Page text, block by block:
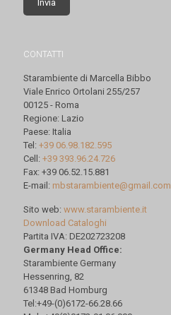
CONTATTI
Starambiente di Marcella Bibbo
Viale Enrico Ortolani 255/257
00125 - Roma
Regione: Lazio
Paese: Italia
Tel: +39 06.98.182.595
Cell: +39 393.96.24.726
Fax: +39 06.52.15.881
E-mail: mbstarambiente@gmail.com
Sito web: www.starambiente.it
Download Cataloghi
Partita IVA: DE202723208
Germany Head Office:
Starambiente Germany
Hessenring, 82
61348 Bad Homburg
Tel:+49-(0)6172-66.28.66